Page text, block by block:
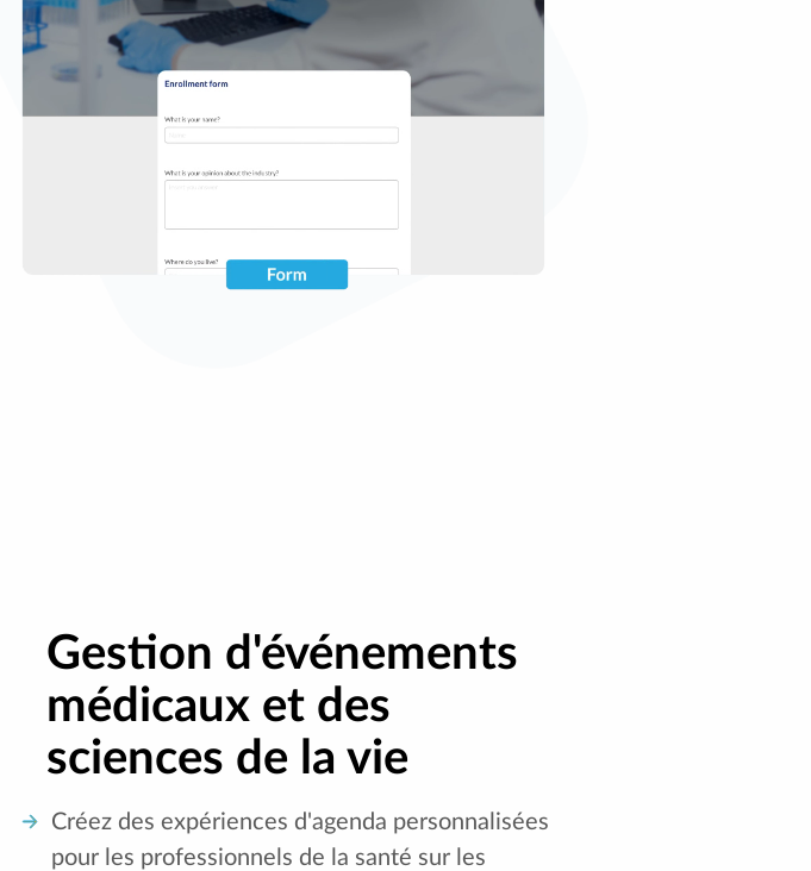
Gestion d'événements
médicaux et des
sciences de la vie
Créez des expériences d'agenda personnalisées
pour les professionnels de la santé sur les